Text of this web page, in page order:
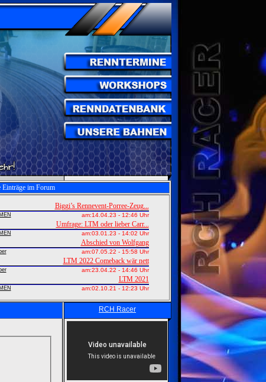
Einträge im Forum
Biggi’s Rennevent-Porree-Zeug...
am:14.04.23 - 12:46 Uhr
Umfrage: LTM oder lieber Carr...
am:03.01.23 - 14:02 Uhr
Abschied von Wolfgang
am:07.05.22 - 15:58 Uhr
LTM 2022 Comeback wär nett
am:23.04.22 - 14:46 Uhr
LTM 2021
am:02.10.21 - 12:23 Uhr
RCH Racer